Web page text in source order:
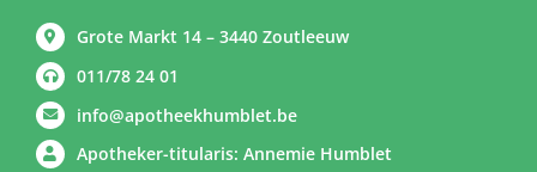
Grote Markt 14 – 3440 Zoutleeuw
011/78 24 01
info@apotheekhumblet.be
Apotheker-titularis: Annemie Humblet